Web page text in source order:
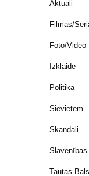
Aktuāli
Filmas/
Foto/Video
Izklaide
Politika
Sievietēm
Skandāli
Slavenības
Tautas